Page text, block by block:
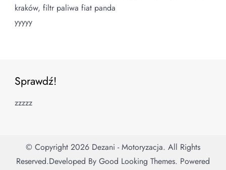
kraków, filtr paliwa fiat panda
yyyyy
Sprawdź!
zzzzz
© Copyright 2026 Dezani - Motoryzacja. All Rights
Reserved.Developed By Good Looking Themes. Powered